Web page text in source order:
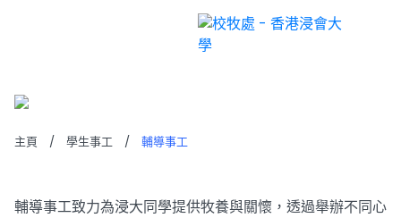
主頁 / 學生事工 / 輔導事工
輔導事工致力為浸大同學提供牧養與關懷，透過舉辦不同心